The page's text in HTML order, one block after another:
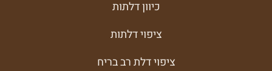
כיוון דלתות
ציפוי דלתות
ציפוי דלת רב בריח